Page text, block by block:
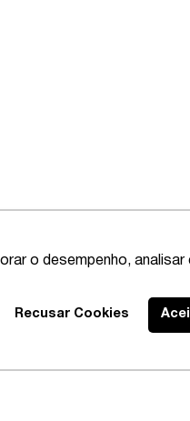
o desempenho,
Recusar Cookies